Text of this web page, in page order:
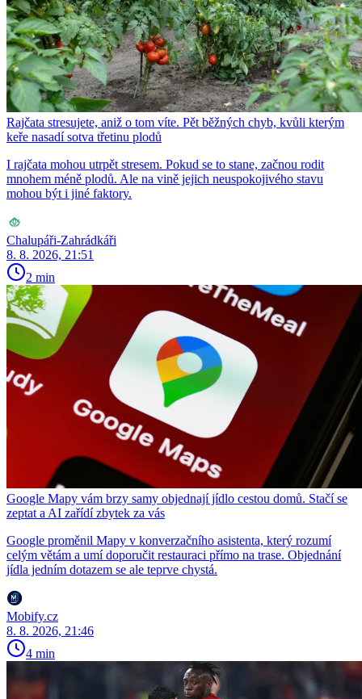
Rajčata stresujete, aniž o tom víte. Pět běžných chyb, kvůli kterým
keře nasadí sotva třetinu plodů
I rajčata mohou utrpět stresem. Pokud se to stane, začnou rodit
mnohem méně plodů. Ale na vině jejich neuspokojivého stavu
mohou být i jiné faktory.
Chalupáři-Zahrádkáři
8. 8. 2026, 21:51
2 min
Google Mapy vám brzy samy objednají jídlo cestou domů. Stačí se
zeptat a AI zařídí zbytek za vás
Google proměnil Mapy v konverzačního asistenta, který rozumí
celým větám a umí doporučit restauraci přímo na trase. Objednání
jídla jedním dotazem se ale teprve chystá.
Mobify.cz
8. 8. 2026, 21:46
4 min